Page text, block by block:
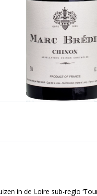
in de Loire sub-regio